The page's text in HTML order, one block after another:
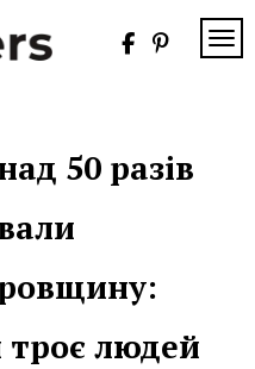
50 разів
людей